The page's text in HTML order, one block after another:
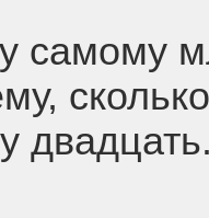
самому